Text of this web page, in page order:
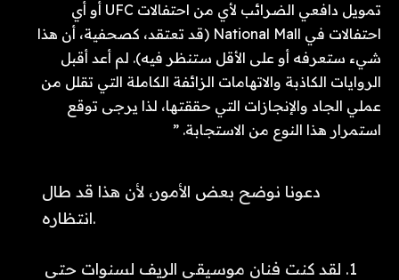
تمويل دافعي الضرائب لأي من احتفالات UFC أو أي
احتفالات في National Mall (قد تعتقد، كصحفية، أن هذا
شيء ستعرفه أو على الأقل ستنظر فيه). لم أعد أقبل
الروايات الكاذبة والاتهامات الزائفة الكاملة التي تقلل من
عملي الجاد والإنجازات التي حققتها، لذا يرجى توقع
استمرار هذا النوع من الاستجابة. ”
دعونا نوضح بعض الأمور، لأن هذا قد طال
انتظاره.
1. لقد كنت فنان موسيقى الريف لسنوات حتى